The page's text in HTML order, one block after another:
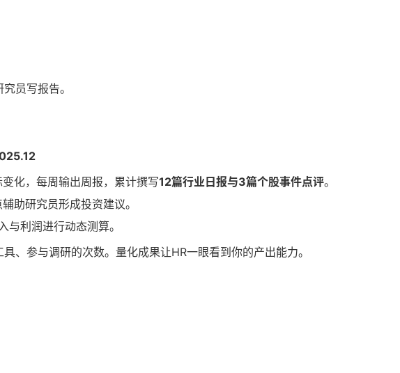
员写报告。
化，每周输出周报，累计撰写12篇行业日报与3篇个股事件点评。
助研究员形成投资建议。
利润进行动态测算。
、参与调研的次数。量化成果让HR一眼看到你的产出能力。